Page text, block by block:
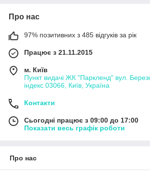
Про нас
97% позитивних з 485 відгуків за рік
Працює з 21.11.2015
м. Київ
Пункт видачі ЖК "Паркленд" вул.
індекс 03066, Київ, Україна
Контакти
Сьогодні працює з 09:00 до 17:00
Показати весь графік роботи
Про нас